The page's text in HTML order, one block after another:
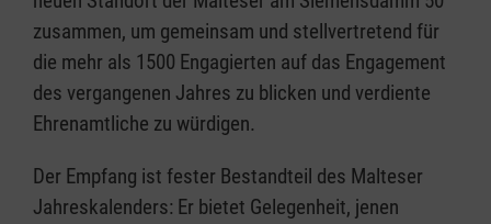
zusammen, um gemeinsam und stellvertretend für
die mehr als 1500 Engagierten auf das Engagement
des vergangenen Jahres zu blicken und verdiente
Ehrenamtliche zu würdigen.
Der Empfang ist fester Bestandteil des Malteser
Jahreskalenders: Er bietet Gelegenheit, jenen